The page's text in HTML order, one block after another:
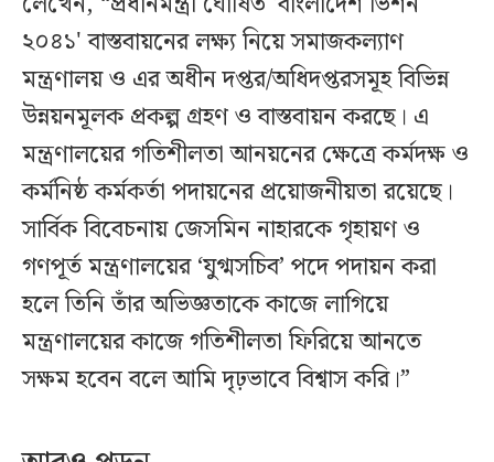
২০৪১' বাস্তবায়নের লক্ষ্য নিয়ে সমাজকল্যাণ
মন্ত্রণালয় ও এর অধীন দপ্তর/অধিদপ্তরসমূহ বিভিন্ন
উন্নয়নমূলক প্রকল্প গ্রহণ ও বাস্তবায়ন করছে। এ
মন্ত্রণালয়ের গতিশীলতা আনয়নের ক্ষেত্রে কর্মদক্ষ ও
কর্মনিষ্ঠ কর্মকর্তা পদায়নের প্রয়োজনীয়তা রয়েছে।
সার্বিক বিবেচনায় জেসমিন নাহারকে গৃহায়ণ ও
গণপূর্ত মন্ত্রণালয়ের ‘যুগ্মসচিব’ পদে পদায়ন করা
হলে তিনি তাঁর অভিজ্ঞতাকে কাজে লাগিয়ে
মন্ত্রণালয়ের কাজে গতিশীলতা ফিরিয়ে আনতে
সক্ষম হবেন বলে আমি দৃঢ়ভাবে বিশ্বাস করি।”